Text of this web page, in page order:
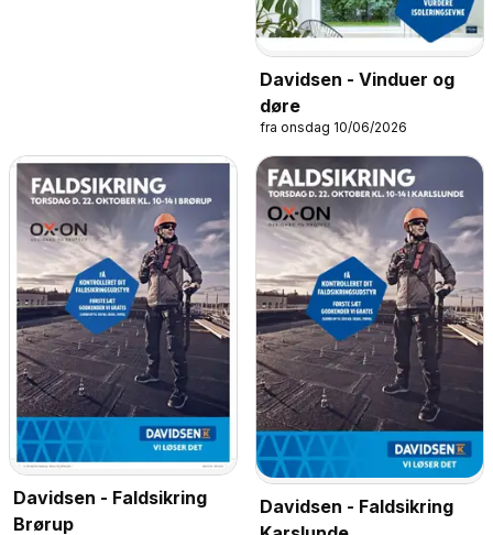
Davidsen - Vinduer og
døre
fra onsdag 10/06/2026
Davidsen - Faldsikring
Brørup
Davidsen - Faldsikring